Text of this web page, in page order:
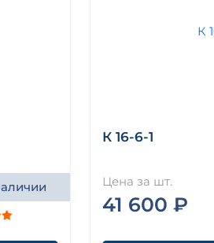
К 16-6-1
Цена за шт.
41 600 ₽